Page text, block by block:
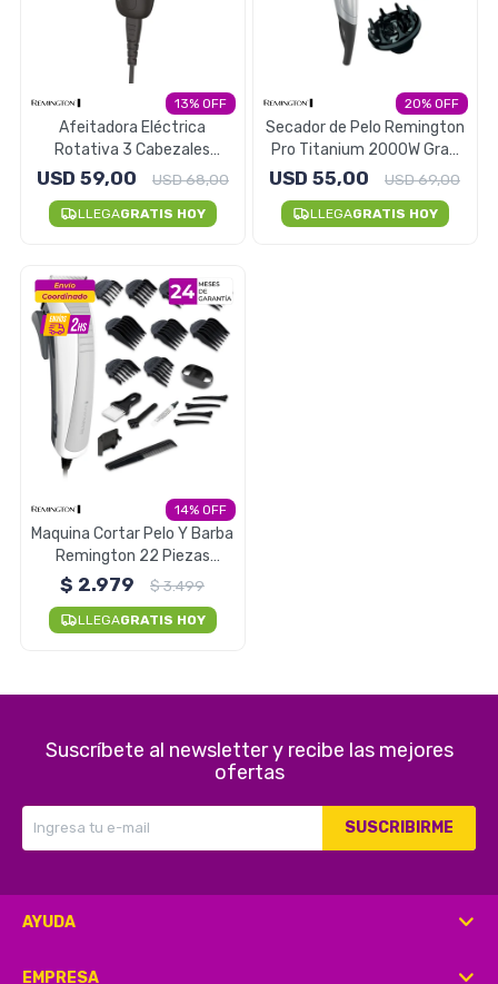
13
Afeitadora Eléctrica
Rotativa 3 Cabezales
Remington Dual Shave
USD 59,00 USD68,00
LLEGAGRATIS HOY
20
Secador de Pelo Remington
Pro Titanium 2000W Gran
Motor
USD 55,00 USD69,00
LLEGAGRATIS HOY
14
Maquina Cortar Pelo Y Barba
Remington 22 Piezas
HC4050
$ 2.979 $3.499
LLEGAGRATIS HOY
Suscríbete al newsletter y recibe las mejores
ofertas
SUSCRIBIRME
AYUDA
EMPRESA